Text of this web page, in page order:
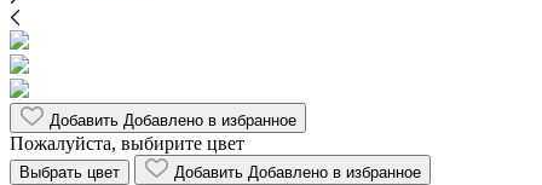
Добавить Добавлено в избранное
Пожалуйста, выбирите цвет
Выбрать цвет Добавить Добавлено в избранное